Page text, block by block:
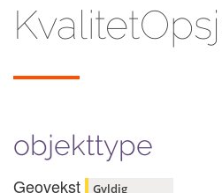
objekttype
Geovekst Gyldig